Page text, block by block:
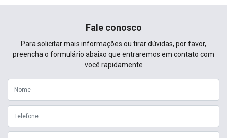
Fale conosco
Para solicitar mais informações ou tirar dúvidas, por favor,
preencha o formulário abaixo que entraremos em contato com
você rapidamente